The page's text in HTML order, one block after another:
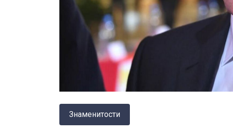
Знаменитости